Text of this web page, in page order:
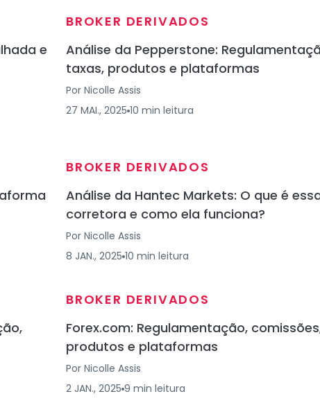
e
BROKER DERIVADOS
Análise da Pepperstone:
taxas, produtos e plataformas
Por Nicolle Assis
27 MAI., 2025 10 min leitura
BROKER DERIVADOS
Análise da Hantec Markets: O que é
corretora e como ela funciona?
Por Nicolle Assis
8 JAN., 2025 10 min leitura
BROKER DERIVADOS
Forex.com: Regulamentação,
produtos e plataformas
Por Nicolle Assis
2 JAN., 2025 9 min leitura